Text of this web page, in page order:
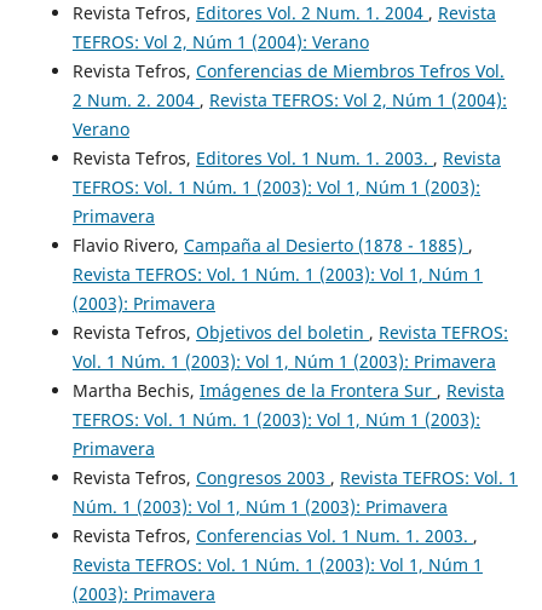
Revista Tefros, Editores Vol. 2 Num. 1. 2004 , Revista
TEFROS: Vol 2, Núm 1 (2004): Verano
Revista Tefros, Conferencias de Miembros Tefros Vol.
2 Num. 2. 2004 , Revista TEFROS: Vol 2, Núm 1 (2004):
Verano
Revista Tefros, Editores Vol. 1 Num. 1. 2003. , Revista
TEFROS: Vol. 1 Núm. 1 (2003): Vol 1, Núm 1 (2003):
Primavera
Flavio Rivero, Campaña al Desierto (1878 - 1885) ,
Revista TEFROS: Vol. 1 Núm. 1 (2003): Vol 1, Núm 1
(2003): Primavera
Revista Tefros, Objetivos del boletin , Revista TEFROS:
Vol. 1 Núm. 1 (2003): Vol 1, Núm 1 (2003): Primavera
Martha Bechis, Imágenes de la Frontera Sur , Revista
TEFROS: Vol. 1 Núm. 1 (2003): Vol 1, Núm 1 (2003):
Primavera
Revista Tefros, Congresos 2003 , Revista TEFROS: Vol. 1
Núm. 1 (2003): Vol 1, Núm 1 (2003): Primavera
Revista Tefros, Conferencias Vol. 1 Num. 1. 2003. ,
Revista TEFROS: Vol. 1 Núm. 1 (2003): Vol 1, Núm 1
(2003): Primavera